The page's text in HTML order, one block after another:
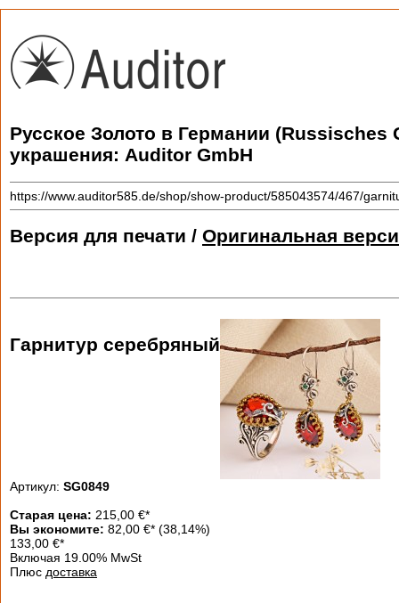
Русское Золото в Германии
украшения: Auditor GmbH
https://www.auditor585.de/shop/show-product/585043574/467/
Версия для печати / Оригинальная
Гарнитур серебряный
Артикул: SG0849
Старая цена: 215,00 €*
Вы экономите: 82,00 €* (38,14%)
133,00 €*
Включая 19.00% MwSt
Плюс доставка